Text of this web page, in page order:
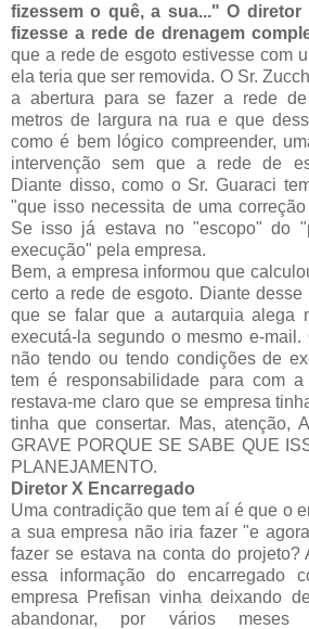
fizessem o quê, a sua..." O
fizesse a rede de drenagem
que a rede de esgoto estivesse com
ela teria que ser removida. O Sr.
a abertura para se fazer a rede
metros de largura na rua e que
como é bem lógico compreender,
intervenção sem que a rede de
Diante disso, como o Sr. Guaraci
"que isso necessita de uma
Se isso já estava no "escopo" do
execução" pela empresa.
Bem, a empresa informou que
certo a rede de esgoto. Diante
que se falar que a autarquia alega
executá-la segundo o mesmo e-mail.
não tendo ou tendo condições de
tem é responsabilidade para com
restava-me claro que se empresa
tinha que consertar. Mas, atenção,
GRAVE PORQUE SE SABE QUE
PLANEJAMENTO.
Diretor X Encarregado
Uma contradição que tem aí é que o
a sua empresa não iria fazer "e
fazer se estava na conta do projeto?
essa informação do encarregado
empresa Prefisan vinha deixando
abandonar, por vários